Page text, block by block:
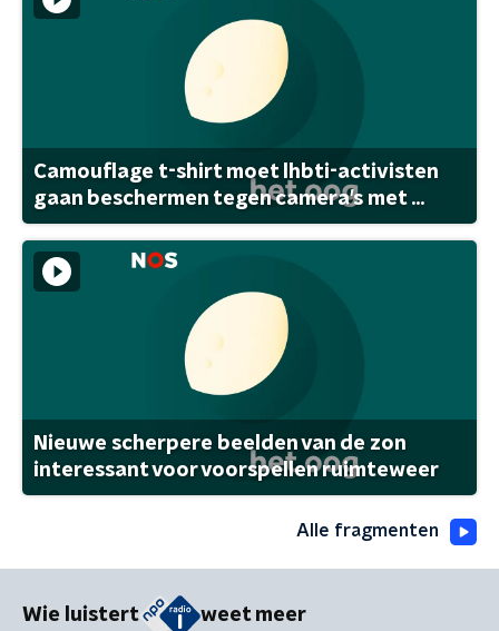
Camouflage t-shirt moet lhbti-activisten
gaan beschermen tegen camera's met ...
Nieuwe scherpere beelden van de zon
interessant voor voorspellen ruimteweer
Alle fragmenten
Wie luistert weet meer